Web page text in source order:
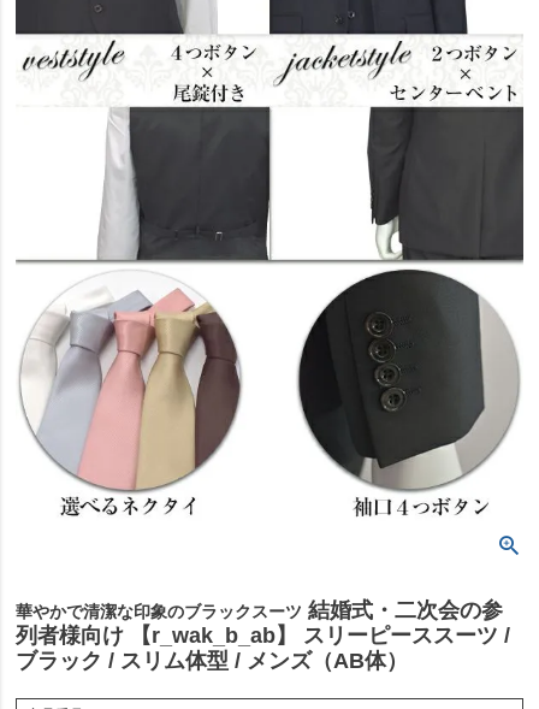
華やかで清潔な印象のブラックスーツ 結婚式・二次会の参
列者様向け 【r_wak_b_ab】 スリーピーススーツ /
ブラック / スリム体型 / メンズ（AB体）